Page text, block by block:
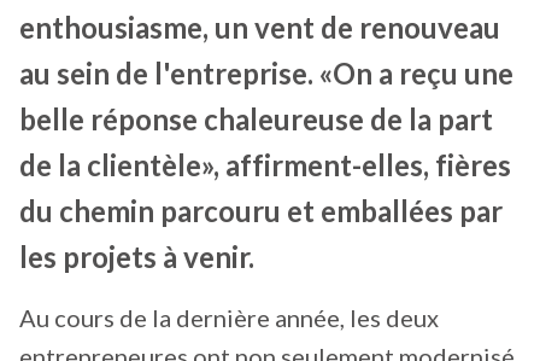
enthousiasme, un vent de renouveau
au sein de l'entreprise. «On a reçu une
belle réponse chaleureuse de la part
de la clientèle», affirment-elles, fières
du chemin parcouru et emballées par
les projets à venir.
Au cours de la dernière année, les deux